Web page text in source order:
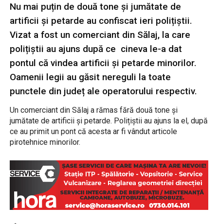
Nu mai puțin de două tone și jumătate de
artificii și petarde au confiscat ieri polițiștii.
Vizat a fost un comerciant din Sălaj, la care
polițiștii au ajuns după ce cineva le-a dat
pontul că vindea artificii și petarde minorilor.
Oamenii legii au găsit nereguli la toate
punctele din județ ale operatorului respectiv.
Un comerciant din Sălaj a rămas fără două tone și
jumătate de artificii și petarde. Polițiștii au ajuns la el, după
ce au primit un pont că acesta ar fi vândut articole
pirotehnice minorilor.